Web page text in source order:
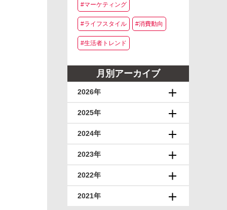
#マーケティング
#ライフスタイル #消費動向
#生活者トレンド
月別アーカイブ
2026年
2025年
2024年
2023年
2022年
2021年